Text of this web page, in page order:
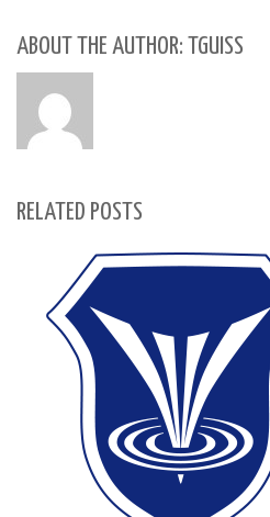
ABOUT THE AUTHOR: TGUISS
RELATED POSTS